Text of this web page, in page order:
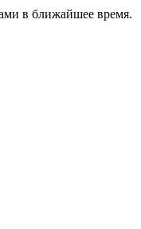
в ближайшее время.